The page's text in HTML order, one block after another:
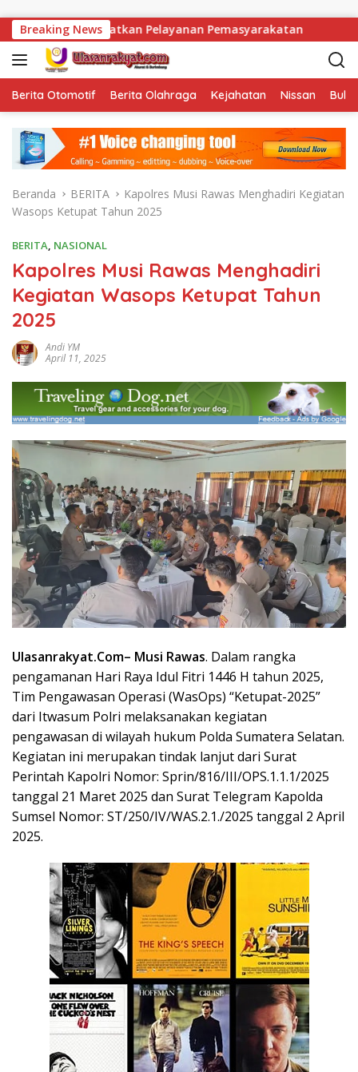
Breaking News
Tingkatkan Pelayanan Pemasyarakatan Lapas
Berita Otomotif Berita Olahraga Kejahatan Nissan
Beranda BERITA
Kapolres Musi Rawas Menghadiri Kegiatan
Wasops Ketupat Tahun 2025
BERITA, NASIONAL
Kapolres Musi Rawas Menghadiri
Kegiatan Wasops Ketupat Tahun
2025
Andi YM
April 11, 2025
Ulasanrakyat.Com– Musi Rawas. Dalam rangka
pengamanan Hari Raya Idul Fitri 1446 H tahun 2025,
Tim Pengawasan Operasi (WasOps) “Ketupat-2025”
dari Itwasum Polri melaksanakan kegiatan
pengawasan di wilayah hukum Polda Sumatera Selatan.
Kegiatan ini merupakan tindak lanjut dari Surat
Perintah Kapolri Nomor: Sprin/816/III/OPS.1.1.1/2025
tanggal 21 Maret 2025 dan Surat Telegram Kapolda
Sumsel Nomor: ST/250/IV/WAS.2.1./2025 tanggal 2 April
2025.